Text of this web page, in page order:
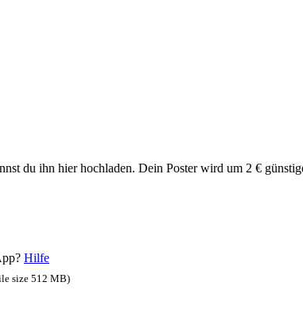
du ihn hier hochladen. Dein Poster wird um 2 €
Hilfe
size 512 MB)